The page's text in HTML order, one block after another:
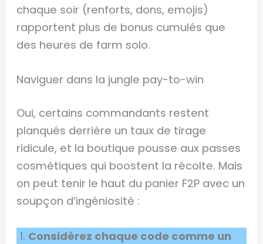
chaque soir (renforts, dons, emojis)
rapportent plus de bonus cumulés que
des heures de farm solo.
Naviguer dans la jungle pay-to-win
Oui, certains commandants restent
planqués derrière un taux de tirage
ridicule, et la boutique pousse aux passes
cosmétiques qui boostent la récolte. Mais
on peut tenir le haut du panier F2P avec un
soupçon d’ingéniosité :
Considérez chaque code comme un